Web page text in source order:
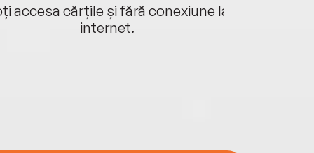
accesa cărțile și fără conexiune la
internet.